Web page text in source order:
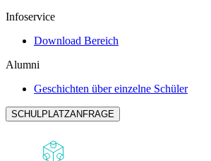
Infoservice
Download Bereich
Alumni
Geschichten über einzelne Schüler
SCHULPLATZANFRAGE